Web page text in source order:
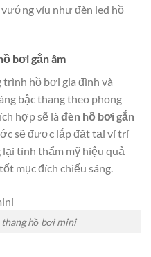
vướng víu như đèn led hồ
bơi gắn âm
hồ bơi gia đình và
bậc thang theo phong
hợp sẽ là đèn hồ bơi gắn
sẽ được lắp đặt tại ví trí
lại tính thẩm mỹ hiệu quả
mục đích chiếu sáng.
hồ bơi mini